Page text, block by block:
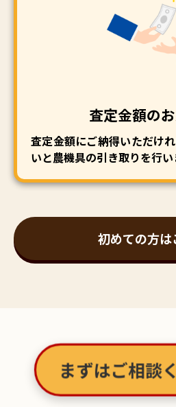
査定金額の
査定金額にご納得いただけ
いと農機具の引き取りを行い
初めての方は
まずはご相談